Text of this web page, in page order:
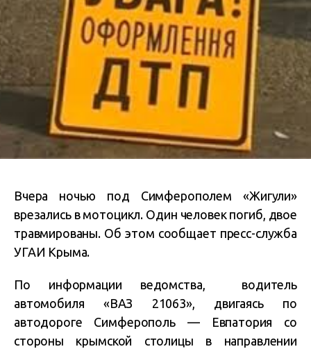
Вчера ночью под Симферополем «Жигули»
врезались в мотоцикл. Один человек погиб, двое
травмированы. Об этом сообщает пресс-служба
УГАИ Крыма.
По информации ведомства, водитель
автомобиля «ВАЗ 21063», двигаясь по
автодороге Симферополь — Евпатория со
стороны крымской столицы в направлении